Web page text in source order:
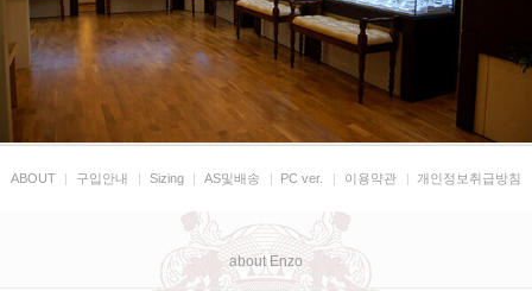
ABOUT 구입안내 Sizing AS및배송 PC ver. 이용약관 개인정보취급방침
about Enzo